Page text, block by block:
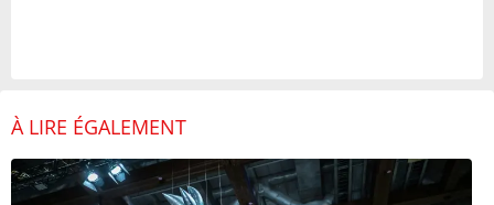
À LIRE ÉGALEMENT